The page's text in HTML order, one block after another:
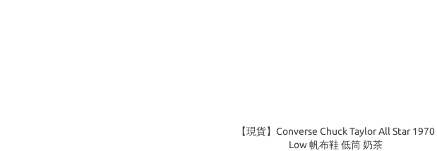
【現貨】Converse Chuck Taylor All Star 1970
Low 帆布鞋 低筒 奶茶